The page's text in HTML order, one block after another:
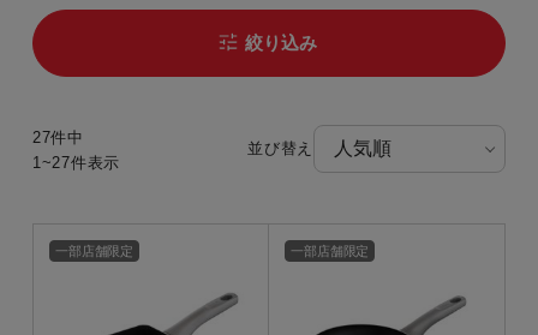
最新の売れ筋ランキング
絞り込み
27件中
1~27件表示
並び替え
一部店舗限定 一部店舗限定